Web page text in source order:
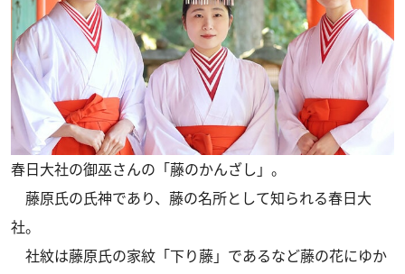
春日大社の御巫さんの「藤のかんざし」。
藤原氏の氏神であり、藤の名所として知られる春日大
社。
社紋は藤原氏の家紋「下り藤」であるなど藤の花にゆか